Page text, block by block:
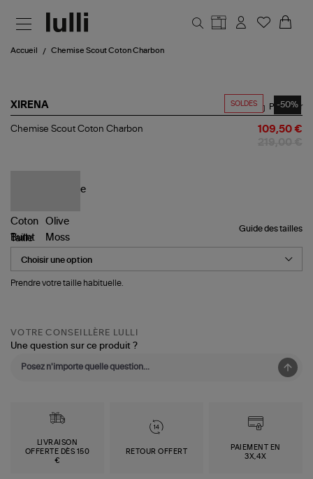
Accueil Chemise Scout Coton Charbon
SOLDES -50%
XIRENA
Chemise
Partager
Chemise Scout Coton Charbon 109,50 €
Guide des tailles
Taille
Prendre votre taille habituelle.
VOTRE CONSEILLÈRE LULLI
Une question sur ce produit ?
LIVRAISON
OFFERTE DÈS 150
€
RETOUR OFFERT
PAIEMENT EN
3X,4X